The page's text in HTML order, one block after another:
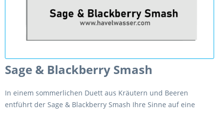
Sage & Blackberry Smash
In einem sommerlichen Duett aus Kräutern und Beeren
entführt der Sage & Blackberry Smash Ihre Sinne auf eine